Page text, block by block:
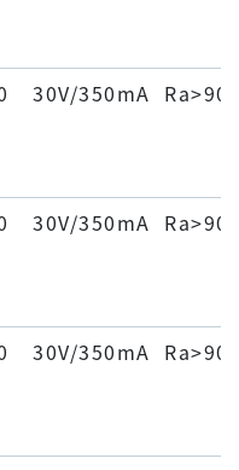
30V/350mA Ra>90
30V/350mA Ra>90
30V/350mA Ra>90